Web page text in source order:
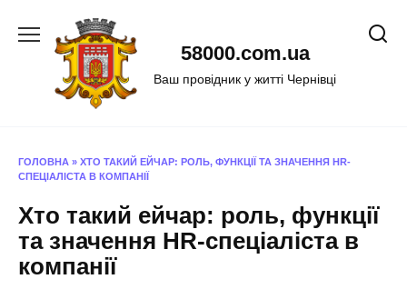
58000.com.ua
Ваш провідник у житті Чернівці
ГОЛОВНА » ХТО ТАКИЙ ЕЙЧАР: РОЛЬ, ФУНКЦІЇ ТА ЗНАЧЕННЯ HR-
СПЕЦІАЛІСТА В КОМПАНІЇ
Хто такий ейчар: роль, функції
та значення HR-спеціаліста в
компанії